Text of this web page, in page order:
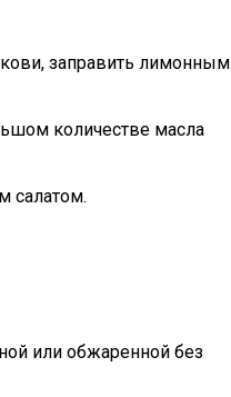
заправить лимонным
количестве масла
салатом.
или обжаренной без